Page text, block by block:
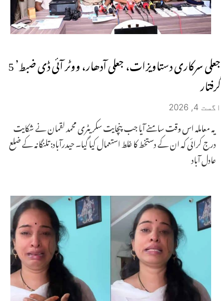
جعلی سرکاری دستاویزات، جعلی آدھار، ووٹر آئی ڈی ضبط’ 5
گرفتار
اگست 4, 2026
یہ معاملہ اس وقت سامنے آیا جب پنچایت سکریٹری محمد لقمان نے شکایت
درج کرائی کہ ان کے دستخط کا غلط استعمال کیا گیا۔ حیدرآباد: تلنگانہ کے ضلع
عادل آباد